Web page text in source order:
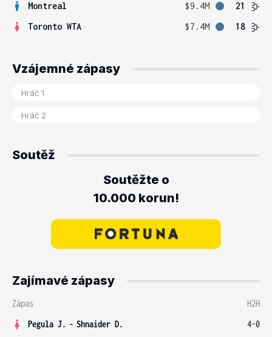
Montreal $9.4M
21
Toronto WTA
$7.4M 18
Vzájemné zápasy
Soutěž
Soutěžte o
10.000 korun!
Zajímavé zápasy
Zápas
H2H
Pegula J. - Shnaider D.
4-0